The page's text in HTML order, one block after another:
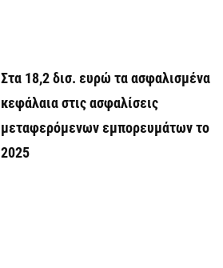
Στα 18,2 δισ. ευρώ τα ασφαλισμένα
κεφάλαια στις ασφαλίσεις
μεταφερόμενων εμπορευμάτων το
2025